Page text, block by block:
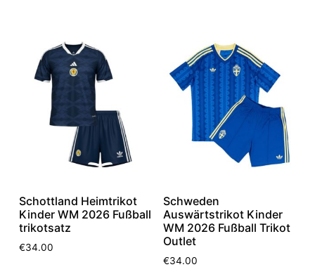
Schottland Heimtrikot
Kinder WM 2026 Fußball
trikotsatz
€34.00
Schweden
Auswärtstrikot Kinder
WM 2026 Fußball Trikot
Outlet
€34.00